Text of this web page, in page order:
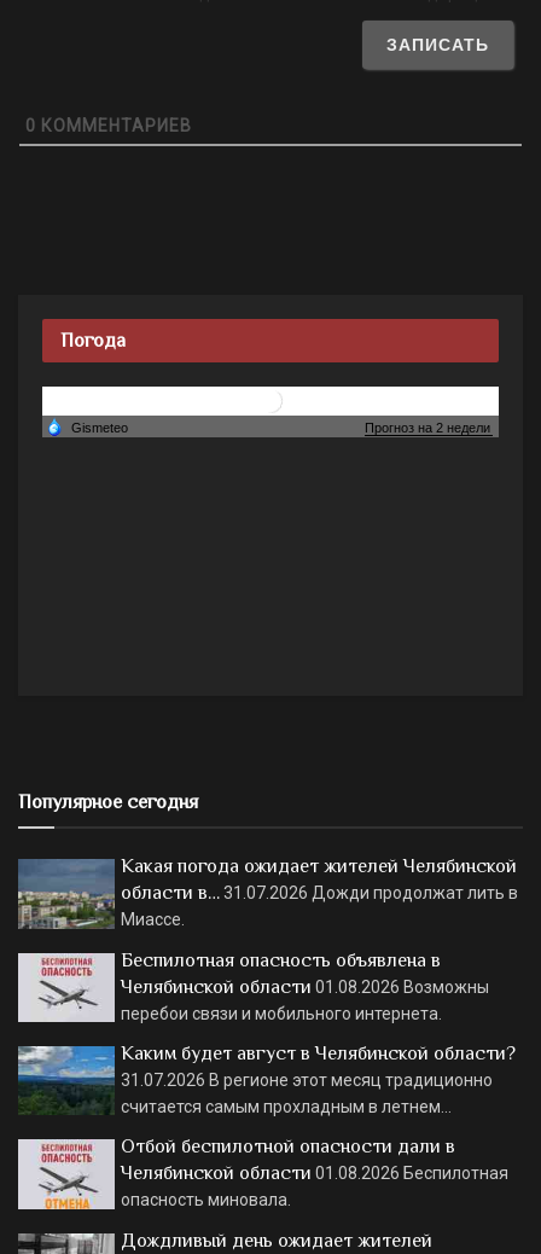
0 КОММЕНТАРИЕВ
Погода
Популярное сегодня
Какая погода ожидает жителей Челябинской
области в…31.07.2026 Дожди продолжат лить в
Миассе.
Беспилотная опасность объявлена в
Челябинской области 01.08.2026 Возможны
перебои связи и мобильного интернета.
Каким будет август в Челябинской области?
31.07.2026 В регионе этот месяц традиционно
считается самым прохладным в летнем…
Отбой беспилотной опасности дали в
Челябинской области 01.08.2026 Беспилотная
опасность миновала.
Дождливый день ожидает жителей